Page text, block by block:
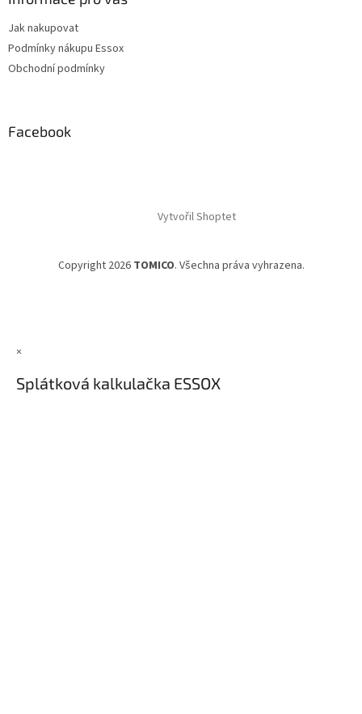
Jak nakupovat
Podmínky nákupu Essox
Obchodní podmínky
Facebook
Vytvořil Shoptet
Copyright 2026 TOMICO. Všechna práva vyhrazena.
×
Splátková kalkulačka ESSOX